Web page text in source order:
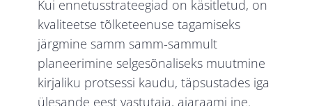
Kui ennetusstrateegiad on käsitletud, on
kvaliteetse tõlketeenuse tagamiseks
järgmine samm samm-sammult
planeerimine selgesõnaliseks muutmine
kirjaliku protsessi kaudu, täpsustades iga
ülesande eest vastutaja, ajaraami jne.